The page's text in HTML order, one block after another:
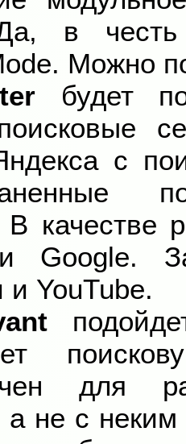
в честь
Можно
будет
с
качестве
Google.
и YouTube.
для
не с неким